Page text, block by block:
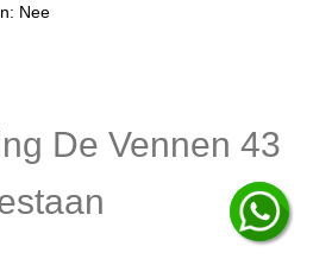
Nee
De Vennen 43